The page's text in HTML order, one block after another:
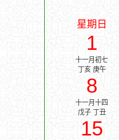
星期日
1
十一月初七
丁亥 庚午
8
十一月十四
戊子 丁丑
15